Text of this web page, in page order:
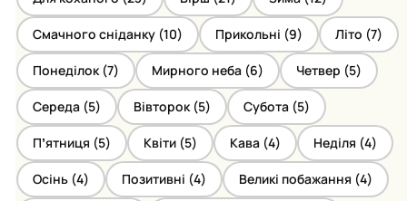
Смачного сніданку (10) Прикольні (9) Літо (7)
Понеділок (7) Мирного неба (6) Четвер (5)
Середа (5) Вівторок (5) Субота (5)
Пʼятниця (5) Квіти (5) Кава (4) Неділя (4)
Осінь (4) Позитивні (4) Великі побажання (4)